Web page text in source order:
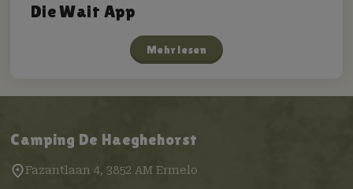
Die Wait App
Mehr lesen
Camping De Haeghehorst
Fazantlaan 4, 3852 AM Ermelo